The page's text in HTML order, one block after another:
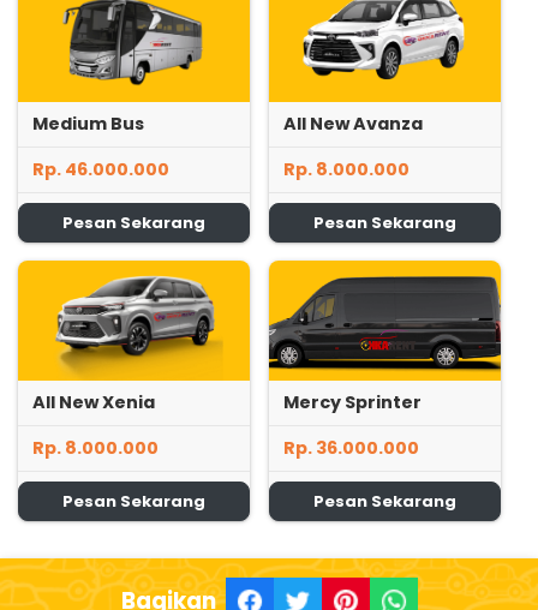
Medium Bus
Rp. 46.000.000
Pesan Sekarang
All New Avanza
Rp. 8.000.000
Pesan Sekarang
All New Xenia
Rp. 8.000.000
Pesan Sekarang
Mercy Sprinter
Rp. 36.000.000
Pesan Sekarang
Bagikan